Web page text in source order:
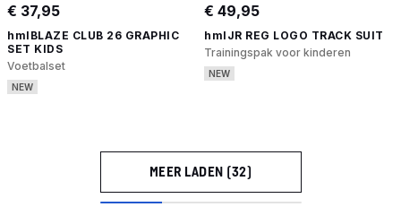
€ 37,95
hmlBLAZE CLUB 26 GRAPHIC
SET KIDS
Voetbalset
NEW
€ 49,95
hmlJR REG LOGO TRACK SUIT
Trainingspak voor kinderen
NEW
MEER LADEN (32)